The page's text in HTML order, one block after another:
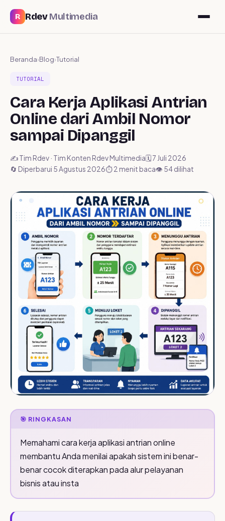
R RdevMultimedia
Beranda›Blog›Tutorial
TUTORIAL
Cara Kerja Aplikasi Antrian
Online dari Ambil Nomor
sampai Dipanggil
✍️ Tim Rdev · Tim Konten Rdev Multimedia🗓️ 7 Juli 2026
🔄 Diperbarui 5 Agustus 2026⏱ 2 menit baca👁️ 54 dilihat
🎯 RINGKASAN
Memahami cara kerja aplikasi antrian online
membantu Anda menilai apakah sistem ini benar-
benar cocok diterapkan pada alur pelayanan
bisnis atau insta